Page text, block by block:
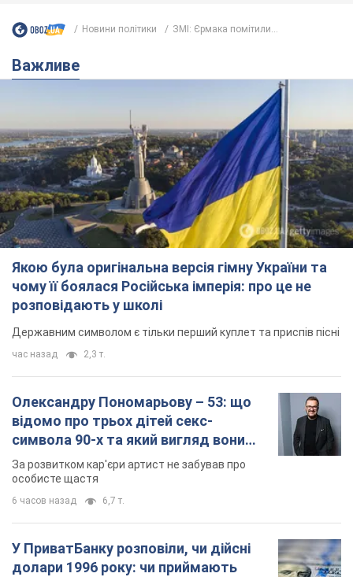
Новини політики ЗМІ: Єрмака помітили...
Важливе
Якою була оригінальна версія гімну України та
чому її боялася Російська імперія: про це не
розповідають у школі
Державним символом є тільки перший куплет та приспів пісні
час назад 2,3 т.
Олександру Пономарьову – 53: що
відомо про трьох дітей секс-
символа 90-х та який вигляд вони
мають
За розвитком кар'єри артист не забував про
особисте щастя
6 часов назад 6,7 т.
У ПриватБанку розповіли, чи дійсні
долари 1996 року: чи приймають